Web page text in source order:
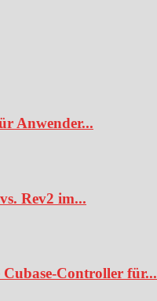
Anwender...
Rev2 im...
Cubase-Controller für...